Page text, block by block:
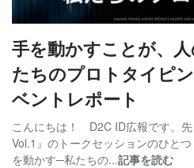
手を動かすことが、
たちのプロトタイピ
ベントレポート
こんにちは！ D2C ID広報です。
Vol.1』のトークセッションのひと
を動かす─私たちの...記事を読む